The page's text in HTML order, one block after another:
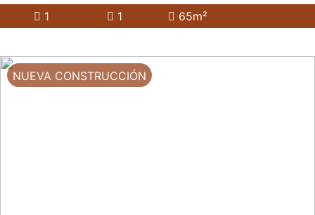
1 1 65m²
NUEVA CONSTRUCCIÓN